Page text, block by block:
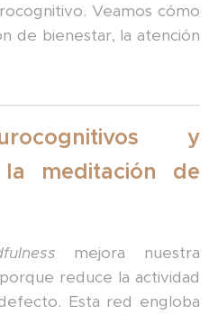
Veamos cómo
de bienestar, la atención
y
meditación de
mejora nuestra
porque reduce la actividad
Esta red engloba